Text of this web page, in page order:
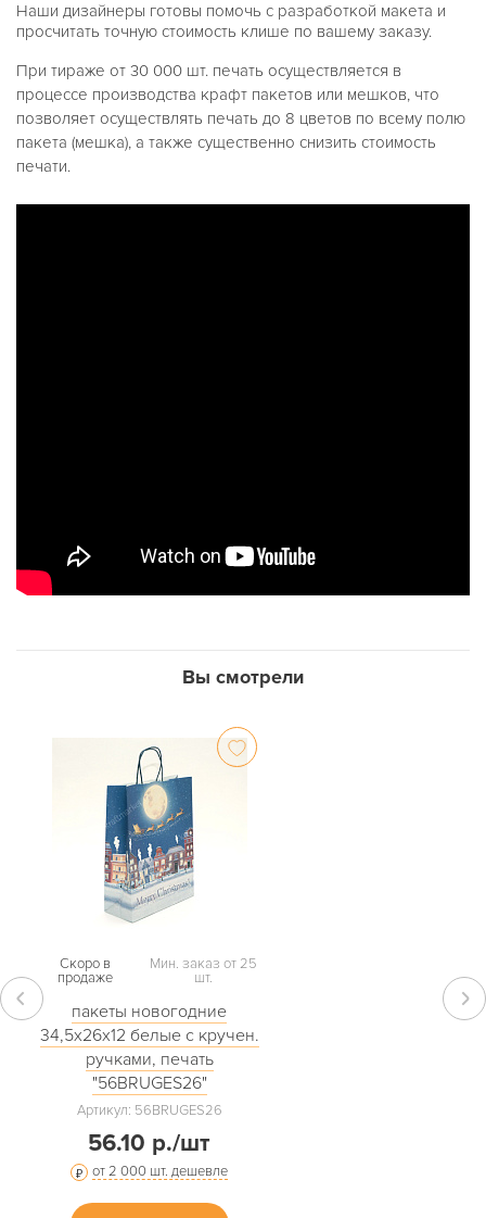
Наши дизайнеры готовы помочь с разработкой макета и
просчитать точную стоимость клише по вашему заказу.
При тираже от 30 000 шт. печать осуществляется в
процессе производства крафт пакетов или мешков, что
позволяет осуществлять печать до 8 цветов по всему полю
пакета (мешка), а также существенно снизить стоимость
печати.
Вы смотрели
Скоро в
продаже
Мин. заказ от 25
шт.
пакеты новогодние
34,5х26х12 белые с кручен.
ручками, печать
"56BRUGES26"
Артикул: 56BRUGES26
56.10 р./шт
от 2 000 шт. дешевле